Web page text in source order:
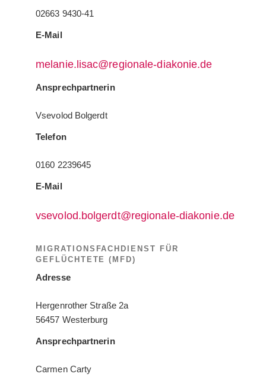
02663 9430-41
E-Mail
melanie.lisac@regionale-diakonie.de
Ansprechpartnerin
Vsevolod Bolgerdt
Telefon
0160 2239645
E-Mail
vsevolod.bolgerdt@regionale-diakonie.de
MIGRATIONSFACHDIENST FÜR
GEFLÜCHTETE (MFD)
Adresse
Hergenrother Straße 2a
56457 Westerburg
Ansprechpartnerin
Carmen Carty